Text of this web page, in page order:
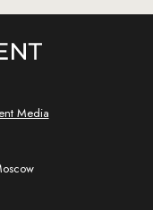
Media